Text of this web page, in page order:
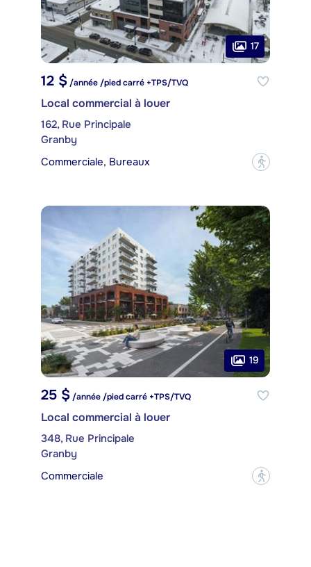
17
12 $ /année /pied carré +TPS/TVQ
Local commercial à louer
162, Rue Principale
Granby
Commerciale, Bureaux
?
19
25 $/année /pied carré +TPS/TVQ
Local commercial à louer
348, Rue Principale
Granby
Commerciale
?